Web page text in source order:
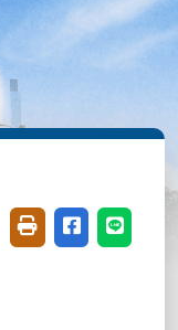
友善列印(開新視窗)
分享至臉書(
分享至